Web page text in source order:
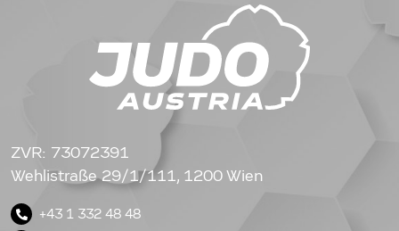
ZVR: 73072391
Wehlistraße 29/1/111, 1200 Wien
+43 1 332 48 48